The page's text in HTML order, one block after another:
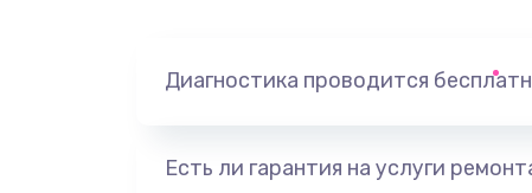
Диагностика проводится
Есть ли гарантия на услуги